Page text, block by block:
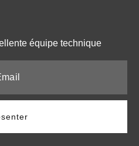
équipe technique​​​​​​​